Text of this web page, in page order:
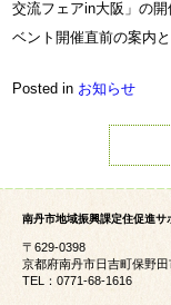
交流フェアin大阪」の
ベント開催直前の案内
Posted in お知らせ
南丹市地域振興課定住促進サ
〒629-0398
京都府南丹市日吉町保野田
TEL：0771-68-1616